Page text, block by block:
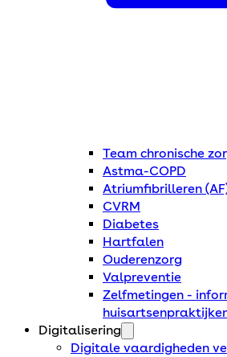
Team chronische
Astma-COPD
Atriumfibrilleren
CVRM
Diabetes
Hartfalen
Ouderenzorg
Valpreventie
Zelfmetingen -
Digitalisering
Digitale vaardigheden